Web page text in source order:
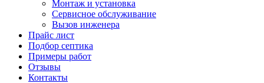
Монтаж и установка
Сервисное обслуживание
Вызов инженера
Прайс лист
Подбор септика
Примеры работ
Отзывы
Контакты